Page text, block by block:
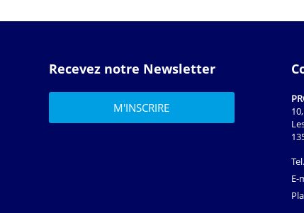
Recevez notre Newsletter
Tel.
E-